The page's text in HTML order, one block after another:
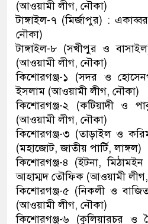
(আওয়ামী লীগ, নৌকা)
টাঙ্গাইল-৭ (মির্জাপুর) :
নৌকা)
টাঙ্গাইল-৮ (সখীপুর ও
(আওয়ামী লীগ, নৌকা)
কিশোরগঞ্জ-১ (সদর ও
ইসলাম (আওয়ামী লীগ, নৌকা)
কিশোরগঞ্জ-২ (কটিয়াদী ও
(আওয়ামী লীগ, নৌকা)
কিশোরগঞ্জ-৩ (তাড়াইল ও
(মহাজোট, জাতীয় পার্টি, লাঙ্গল)
কিশোরগঞ্জ-৪ (ইটনা,
আহাম্মদ তৌফিক (আওয়ামী
কিশোরগঞ্জ-৫ (নিকলী ও
(আওয়ামী লীগ, নৌকা)
কিশোরগঞ্জ-৬ (কুলিয়ারচর ও